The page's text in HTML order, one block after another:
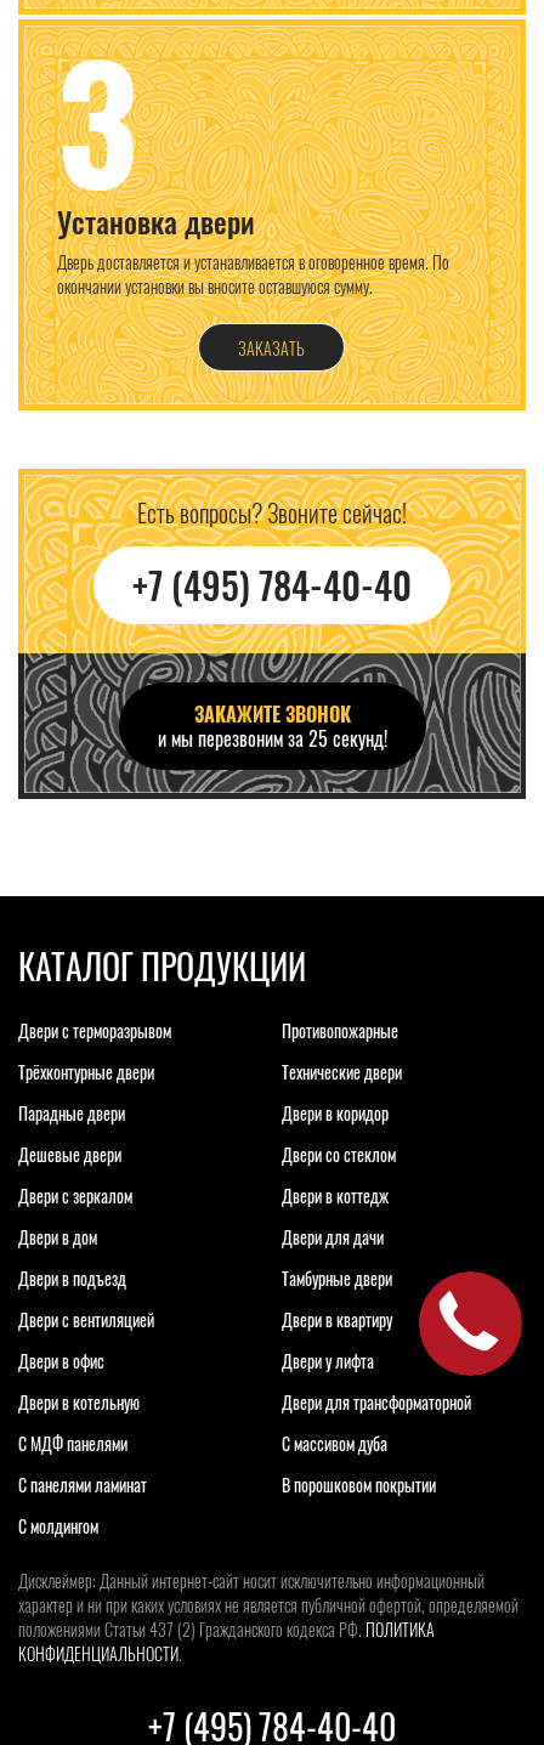
3
Установка двери
Дверь доставляется и устанавливается в оговоренное время. По
окончании установки вы вносите оставшуюся сумму.
ЗАКАЗАТЬ
Есть вопросы? Звоните сейчас!
+7 (495) 784-40-40
ЗАКАЖИТЕ ЗВОНОК
и мы перезвоним за 25 секунд!
+7 (495) 784-40-40
КАТАЛОГ ПРОДУКЦИИ
Двери с терморазрывом
Противопожарные
Трёхконтурные двери
Технические двери
Парадные двери
Двери в коридор
Дешевые двери
Двери со стеклом
Двери с зеркалом
Двери в коттедж
Двери в дом
Двери для дачи
Двери в подъезд
Тамбурные двери
Двери с вентиляцией
Двери в квартиру
Двери в офис
Двери у лифта
Двери в котельную
Двери для трансформаторной
С МДФ панелями
С массивом дуба
С панелями ламинат
В порошковом покрытии
С молдингом
Дисклеймер: Данный интернет-сайт носит исключительно информационный
характер и ни при каких условиях не является публичной офертой, определяемой
положениями Статьи 437 (2) Гражданского кодекса РФ. ПОЛИТИКА
КОНФИДЕНЦИАЛЬНОСТИ.